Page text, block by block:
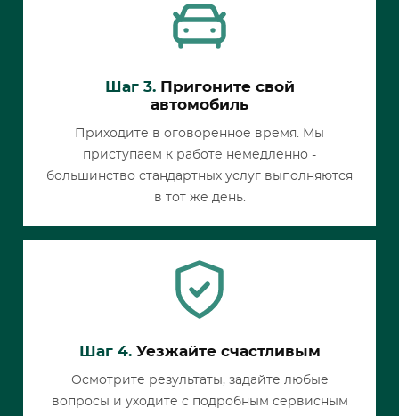
Шаг 3.Пригоните свой
автомобиль
Приходите в оговоренное время. Мы
приступаем к работе немедленно -
большинство стандартных услуг выполняются
в тот же день.
Шаг 4.Уезжайте счастливым
Осмотрите результаты, задайте любые
вопросы и уходите с подробным сервисным